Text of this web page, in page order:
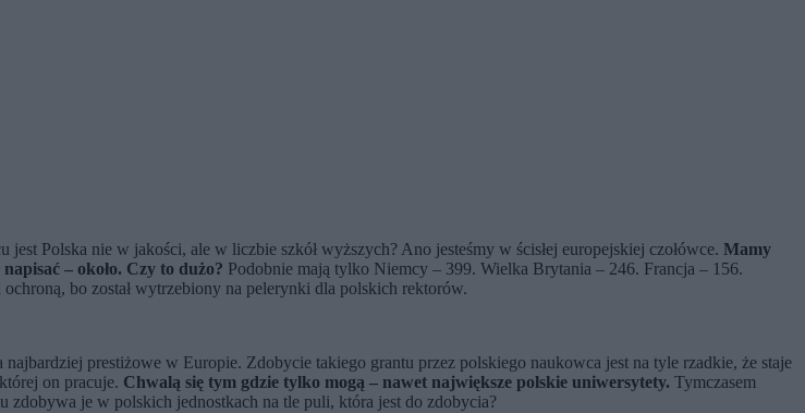
Polska nie w jakości, ale w liczbie szkół wyższych? Ano jesteśmy w ścisłej europejskiej czołówce. Mamy
– około. Czy to dużo? Podobnie mają tylko Niemcy – 399. Wielka Brytania – 246. Francja – 156.
bo został wytrzebiony na pelerynki dla polskich rektorów.
prestiżowe w Europie. Zdobycie takiego grantu przez polskiego naukowca jest na tyle rzadkie, że staje
on pracuje. Chwalą się tym gdzie tylko mogą – nawet największe polskie uniwersytety. Tymczasem
je w polskich jednostkach na tle puli, która jest do zdobycia?